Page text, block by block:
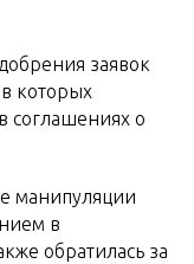
заявок
которых
соглашениях о
манипуляции
в
обратилась за